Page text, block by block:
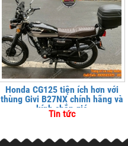
Honda CG125 tiện ích hơn với
thùng Givi B27NX chính hãng và
kính chắn gió
Tin tức